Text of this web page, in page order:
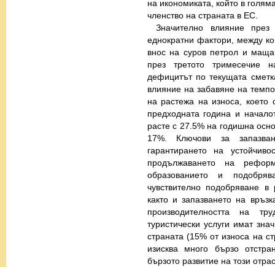
на икономиката, който в
членство на страната в ЕС.
Значително влияние
еднократни фактори, между
внос на суров петрол и
през третото тримесечие
дефицитът по текущата
влияние на забавяне на
на растежа на износа, което
предходната година и
расте с 27.5% на годишна
17%. Ключови за
гарантирането на
продължаването на
образованието и
чувствително подобряване в
както и запазването на
производителността на
туристически услуги имат
страната (15% от износа на
изисква много бързо
бързото развитие на този